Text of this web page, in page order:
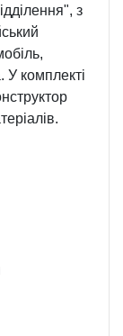
з
У комплекті